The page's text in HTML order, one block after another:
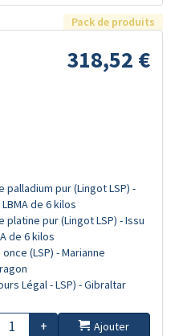
Pack de produits
318,52 €
palladium pur (Lingot LSP) -
de 6 kilos
platine pur (Lingot LSP) - Issu
de 6 kilos
(LSP) - Marianne
Légal - LSP) - Gibraltar
+
Ajouter